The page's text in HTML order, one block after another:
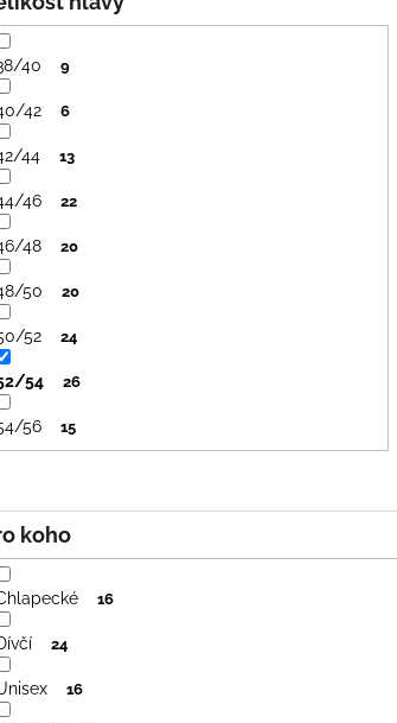
koho
16
24
16
40 9
42 6
44 13
46 22
48 20
50 20
52 24
54 26
56 15